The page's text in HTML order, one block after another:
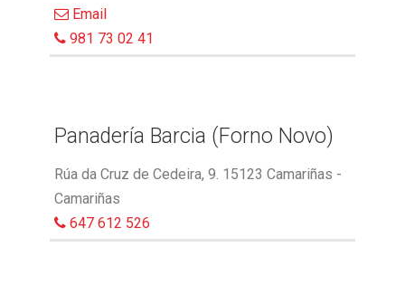
Email
981 73 02 41
Panadería Barcia (Forno Novo)
Rúa da Cruz de Cedeira, 9. 15123 Camariñas -
Camariñas
647 612 526